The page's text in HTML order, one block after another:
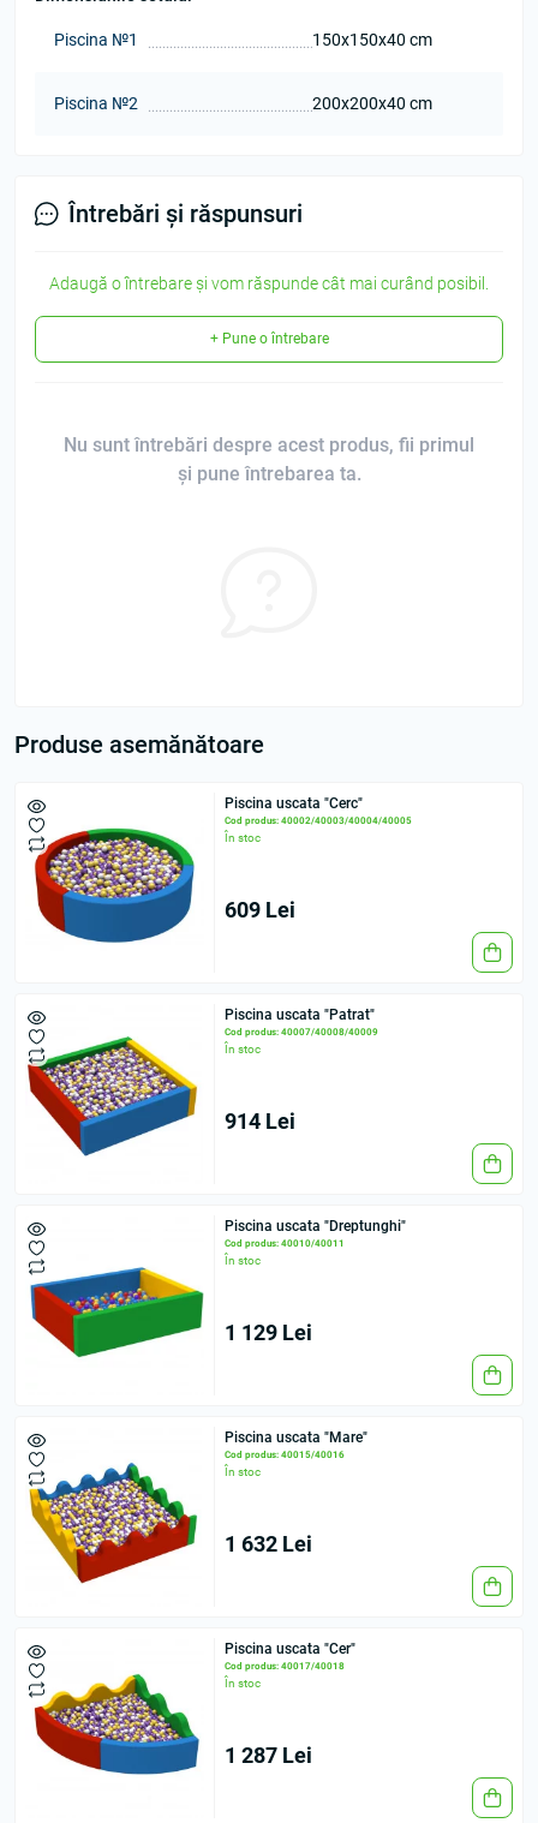
Piscina №1 150х150х40 cm
Piscina №2 200х200х40 cm
Întrebări și răspunsuri
Adaugă o întrebare și vom răspunde cât mai curând posibil.
+ Pune o întrebare
Nu sunt întrebări despre acest produs, fii primul
și pune întrebarea ta.
Produse asemănătoare
Piscina uscata "Cerc"
Cod produs: 40002/40003/40004/40005
În stoc
609 Lei
Piscina uscata "Patrat"
Cod produs: 40007/40008/40009
În stoc
914 Lei
Piscina uscata "Dreptunghi"
Cod produs: 40010/40011
În stoc
1 129 Lei
Piscina uscata "Mare"
Cod produs: 40015/40016
În stoc
1 632 Lei
Piscina uscata "Cer"
Cod produs: 40017/40018
În stoc
1 287 Lei